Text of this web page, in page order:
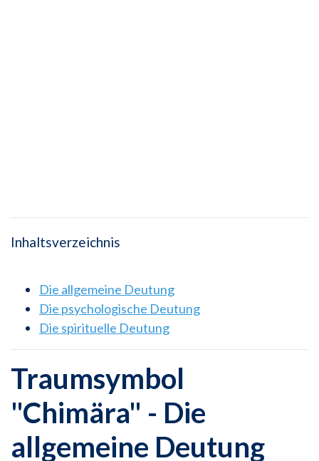
Inhaltsverzeichnis
Die allgemeine Deutung
Die psychologische Deutung
Die spirituelle Deutung
Traumsymbol
"Chimära" - Die
allgemeine Deutung